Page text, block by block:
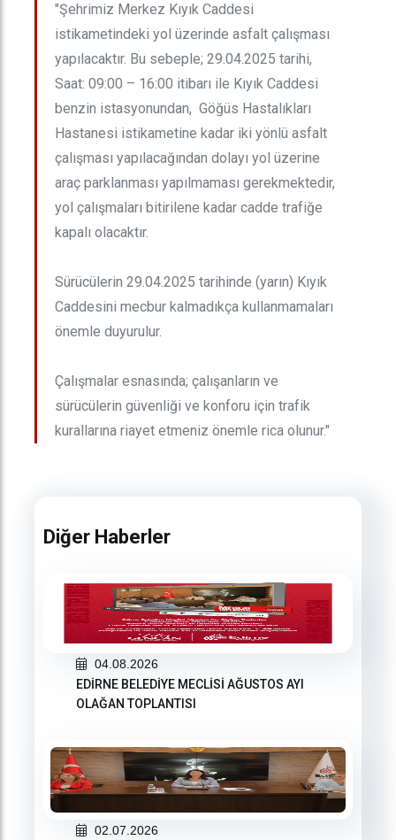
"Şehrimiz Merkez Kıyık Caddesi
istikametindeki yol üzerinde asfalt çalışması
yapılacaktır. Bu sebeple; 29.04.2025 tarihi,
Saat: 09:00 – 16:00 itibarı ile Kıyık Caddesi
benzin istasyonundan, Göğüs Hastalıkları
Hastanesi istikametine kadar iki yönlü asfalt
çalışması yapılacağından dolayı yol üzerine
araç parklanması yapılmaması gerekmektedir,
yol çalışmaları bitirilene kadar cadde trafiğe
kapalı olacaktır.
Sürücülerin 29.04.2025 tarihinde (yarın) Kıyık
Caddesini mecbur kalmadıkça kullanmamaları
önemle duyurulur.
Çalışmalar esnasında; çalışanların ve
sürücülerin güvenliği ve konforu için trafik
kurallarına riayet etmeniz önemle rica olunur."
Diğer Haberler
04.08.2026
EDİRNE BELEDİYE MECLİSİ AĞUSTOS AYI
OLAĞAN TOPLANTISI
02.07.2026